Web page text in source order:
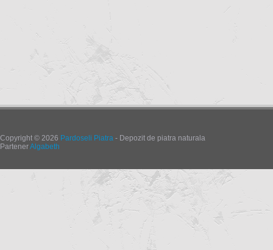
Copyright © 2026 Pardoseli Piatra - Depozit de piatra naturala
PartenerAlgabeth